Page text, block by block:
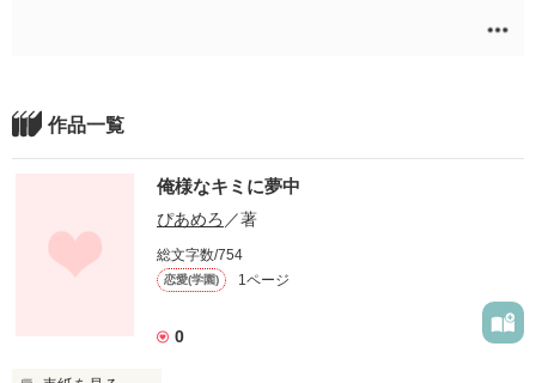
作品一覧
俺様なキミに夢中
ぴあめろ ／著
総文字数/754
恋愛(学園) 1ページ
0